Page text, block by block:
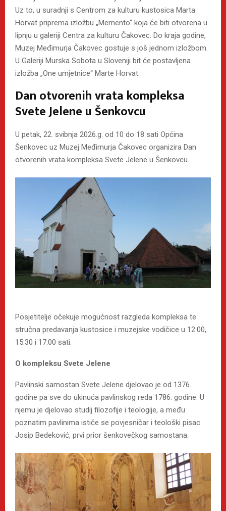
Uz to, u suradnji s Centrom za kulturu kustosica Marta
Horvat priprema izložbu „Memento“ koja će biti otvorena u
lipnju u galeriji Centra za kulturu Čakovec. Do kraja godine,
Muzej Međimurja Čakovec gostuje s još jednom izložbom.
U Galeriji Murska Sobota u Sloveniji bit će postavljena
izložba „One umjetnice“ Marte Horvat.
Dan otvorenih vrata kompleksa
Svete Jelene u Šenkovcu
U petak, 22. svibnja 2026.g. od 10 do 18 sati Općina
Šenkovec uz Muzej Međimurja Čakovec organizira Dan
otvorenih vrata kompleksa Svete Jelene u Šenkovcu.
Posjetitelje očekuje mogućnost razgleda kompleksa te
stručna predavanja kustosice i muzejske vodičice u 12:00,
15:30 i 17:00 sati.
O kompleksu Svete Jelene
Pavlinski samostan Svete Jelene djelovao je od 1376.
godine pa sve do ukinuća pavlinskog reda 1786. godine. U
njemu je djelovao studij filozofije i teologije, a među
poznatim pavlinima ističe se povjesničar i teološki pisac
Josip Bedeković, prvi prior šenkovečkog samostana.